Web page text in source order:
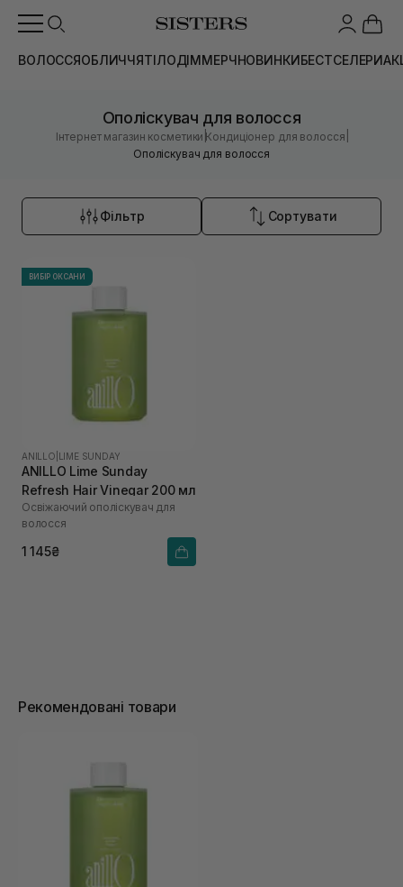
ВОЛОССЯОБЛИЧЧЯТІЛОДІММЕРЧНОВИНКИБЕСТСЕЛЕРИ
Ополіскувач для волосся
Інтернет магазин косметики |Кондиціонер для волосся
Ополіскувач для волосся
Фільтр Сортувати
ВИБІР ОКСАНИ
ANILLO LIME SUNDAY
ANILLO Lime Sunday
Refresh Hair Vinegar 200 мл
Освіжаючий ополіскувач для
волосся
1 145₴
Рекомендовані товари